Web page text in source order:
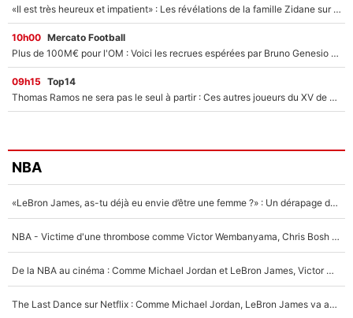
«Il est très heureux et impatient» : Les révélations de la famille Zidane sur sa prise de pouvoir en équipe de France !
10h00 Mercato Football
Plus de 100M€ pour l'OM : Voici les recrues espérées par Bruno Genesio et Grégory Lorenzi après l’opération dégraissage
09h15 Top14
Thomas Ramos ne sera pas le seul à partir : Ces autres joueurs du XV de France pourraient aussi quitter le Stade Toulousain, un club de Top 14 est déjà sur les rangs
NBA
«LeBron James, as-tu déjà eu envie d’être une femme ?» : Un dérapage de Donald Trump sur la superstar de la NBA refait surface
NBA - Victime d'une thrombose comme Victor Wembanyama, Chris Bosh prévient le Français des risques sur sa santé : «J’ai failli mourir sur le coup et j’ai été ramené à la vie»
De la NBA au cinéma : Comme Michael Jordan et LeBron James, Victor Wembanyama rêve d'une carrière d'acteur !
The Last Dance sur Netflix : Comme Michael Jordan, LeBron James va avoir le droit à sa série !